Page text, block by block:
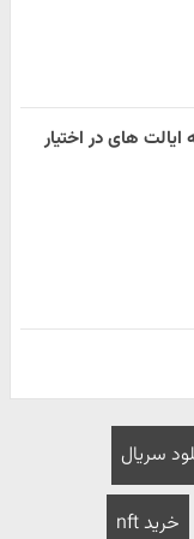
های در اختیار
سریال
خرید nft